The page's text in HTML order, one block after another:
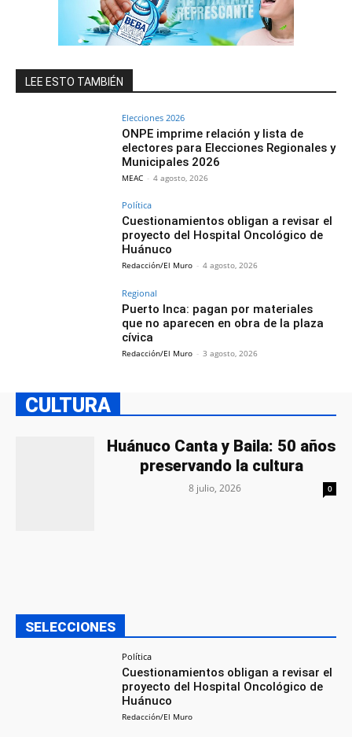
LEE ESTO TAMBIÉN
Elecciones 2026
ONPE imprime relación y lista de
electores para Elecciones Regionales y
Municipales 2026
MEAC - 4 agosto, 2026
Política
Cuestionamientos obligan a revisar el
proyecto del Hospital Oncológico de
Huánuco
Redacción/El Muro - 4 agosto, 2026
Regional
Puerto Inca: pagan por materiales
que no aparecen en obra de la plaza
cívica
Redacción/El Muro - 3 agosto, 2026
CULTURA
Huánuco Canta y Baila: 50 años
preservando la cultura
8 julio, 2026 0
SELECCIONES
Política
Cuestionamientos obligan a revisar el
proyecto del Hospital Oncológico de
Huánuco
Redacción/El Muro